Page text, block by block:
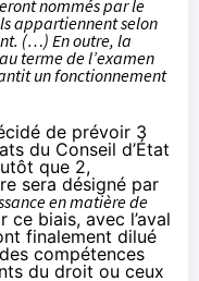
nommés par le
appartiennent selon
(…) En outre, la
terme de l’examen
un fonctionnement
de prévoir 3
du Conseil d’État
que 2,
sera désigné par
en matière de
ce biais, avec l’aval
finalement dilué
compétences
du droit ou ceux